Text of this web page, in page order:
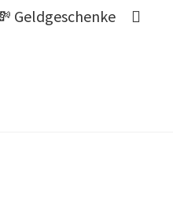
Geldgeschenke
welches Geschenk?